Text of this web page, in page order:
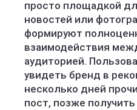
просто площадкой
новостей или
формируют
взаимодействия
аудиторией.
увидеть бренд в
несколько дней
пост, позже